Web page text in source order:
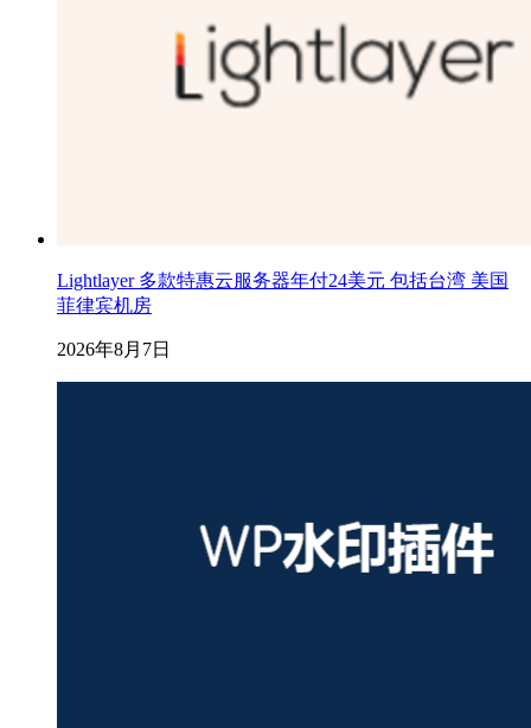
Lightlayer 多款特惠云服务器年付24美元 包括台湾 美国
菲律宾机房
2026年8月7日